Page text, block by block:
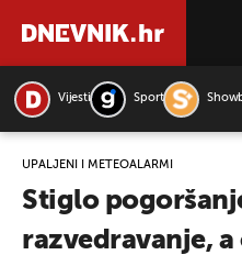
Vijesti Sport
UPALJENI I METEOALARMI
Stiglo
razvedravanje,
PRETRAŽITE VIJESTI